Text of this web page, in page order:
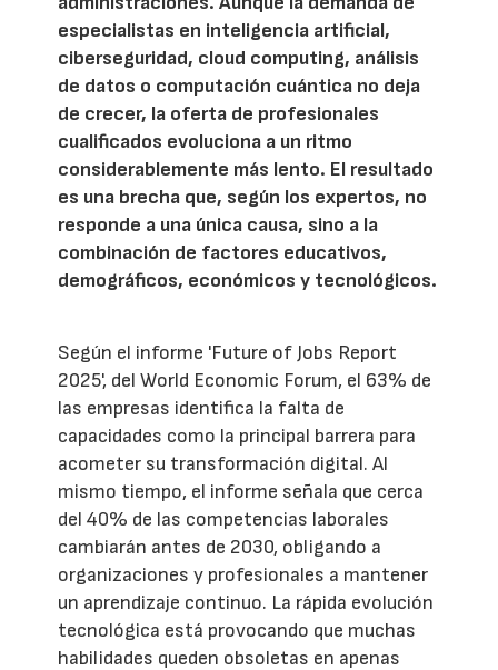
especialistas en inteligencia artificial,
ciberseguridad, cloud computing, análisis
de datos o computación cuántica no deja
de crecer, la oferta de profesionales
cualificados evoluciona a un ritmo
considerablemente más lento. El resultado
es una brecha que, según los expertos, no
responde a una única causa, sino a la
combinación de factores educativos,
demográficos, económicos y tecnológicos.
Según el informe 'Future of Jobs Report
2025', del World Economic Forum, el 63% de
las empresas identifica la falta de
capacidades como la principal barrera para
acometer su transformación digital. Al
mismo tiempo, el informe señala que cerca
del 40% de las competencias laborales
cambiarán antes de 2030, obligando a
organizaciones y profesionales a mantener
un aprendizaje continuo. La rápida evolución
tecnológica está provocando que muchas
habilidades queden obsoletas en apenas